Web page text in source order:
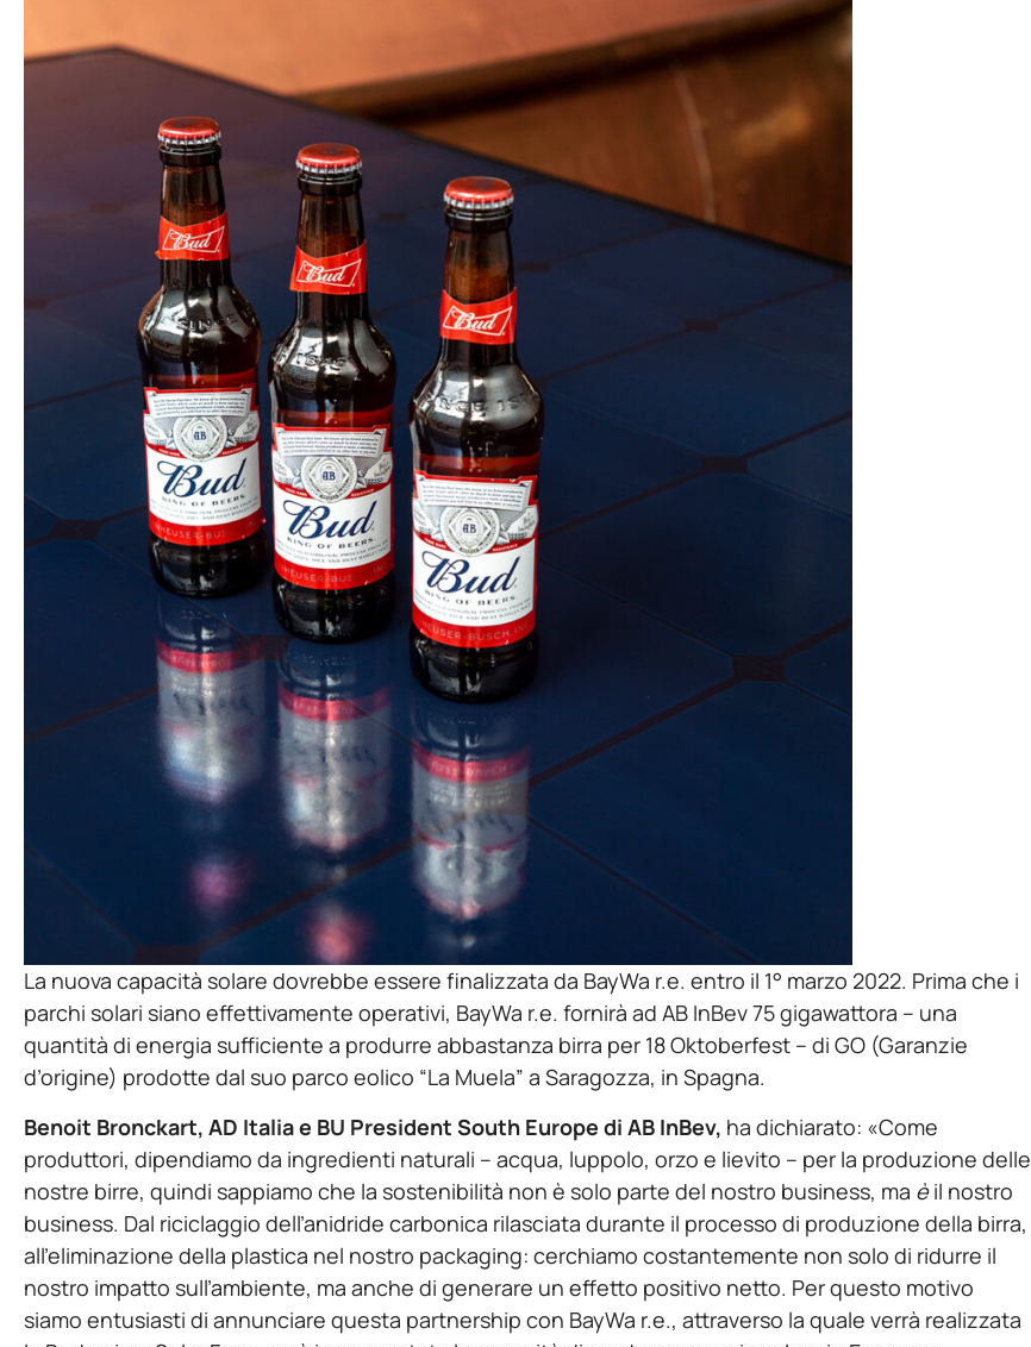
La nuova capacità solare dovrebbe essere finalizzata da BayWa r.e. entro il 1° marzo 2022. Prima che i
parchi solari siano effettivamente operativi, BayWa r.e. fornirà ad AB InBev 75 gigawattora – una
quantità di energia sufficiente a produrre abbastanza birra per 18 Oktoberfest – di GO (Garanzie
d’origine) prodotte dal suo parco eolico “La Muela” a Saragozza, in Spagna.
Benoit Bronckart, AD Italia e BU President South Europe di AB InBev, ha dichiarato: «Come
produttori, dipendiamo da ingredienti naturali – acqua, luppolo, orzo e lievito – per la produzione delle
nostre birre, quindi sappiamo che la sostenibilità non è solo parte del nostro business, ma èil nostro
business. Dal riciclaggio dell’anidride carbonica rilasciata durante il processo di produzione della birra,
all’eliminazione della plastica nel nostro packaging: cerchiamo costantemente non solo di ridurre il
nostro impatto sull’ambiente, ma anche di generare un effetto positivo netto. Per questo motivo
siamo entusiasti di annunciare questa partnership con BayWa r.e., attraverso la quale verrà realizzata